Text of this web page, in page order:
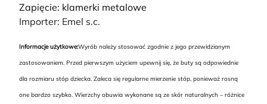
Zapięcie: klamerki metalowe
Importer: Emel s.c.
Informacje użytkowe:Wyrób należy stosować zgodnie z jego przewidzianym
zastosowaniem. Przed pierwszym użyciem upewnij się, że buty są odpowiednie
dla rozmiaru stóp dziecka. Zaleca się regularne mierzenie stóp, ponieważ rosną
one bardzo szybko. Wierzchy obuwia wykonane są ze skór naturalnych – różnice